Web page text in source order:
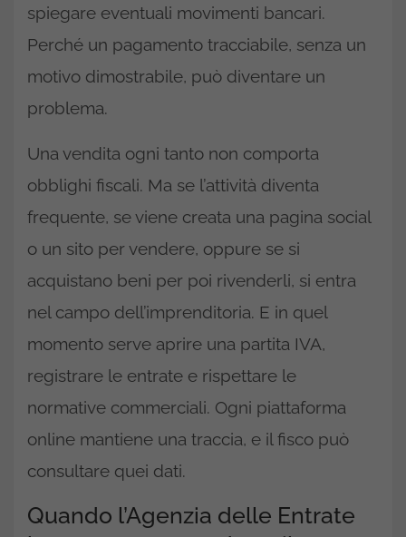
spiegare eventuali movimenti bancari.
Perché un pagamento tracciabile, senza un
motivo dimostrabile, può diventare un
problema.
Una vendita ogni tanto non comporta
obblighi fiscali. Ma se l’attività diventa
frequente, se viene creata una pagina social
o un sito per vendere, oppure se si
acquistano beni per poi rivenderli, si entra
nel campo dell’imprenditoria. E in quel
momento serve aprire una partita IVA,
registrare le entrate e rispettare le
normative commerciali. Ogni piattaforma
online mantiene una traccia, e il fisco può
consultare quei dati.
Quando l’Agenzia delle Entrate